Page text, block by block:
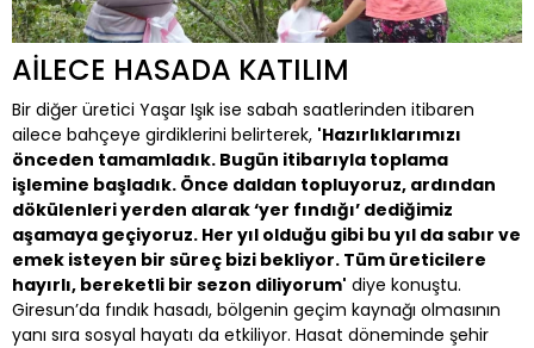
AİLECE HASADA KATILIM
Bir diğer üretici Yaşar Işık ise sabah saatlerinden itibaren
ailece bahçeye girdiklerini belirterek, 'Hazırlıklarımızı
önceden tamamladık. Bugün itibarıyla toplama
işlemine başladık. Önce daldan topluyoruz, ardından
dökülenleri yerden alarak ‘yer fındığı’ dediğimiz
aşamaya geçiyoruz. Her yıl olduğu gibi bu yıl da sabır ve
emek isteyen bir süreç bizi bekliyor. Tüm üreticilere
hayırlı, bereketli bir sezon diliyorum' diye konuştu.
Giresun’da fındık hasadı, bölgenin geçim kaynağı olmasının
yanı sıra sosyal hayatı da etkiliyor. Hasat döneminde şehir